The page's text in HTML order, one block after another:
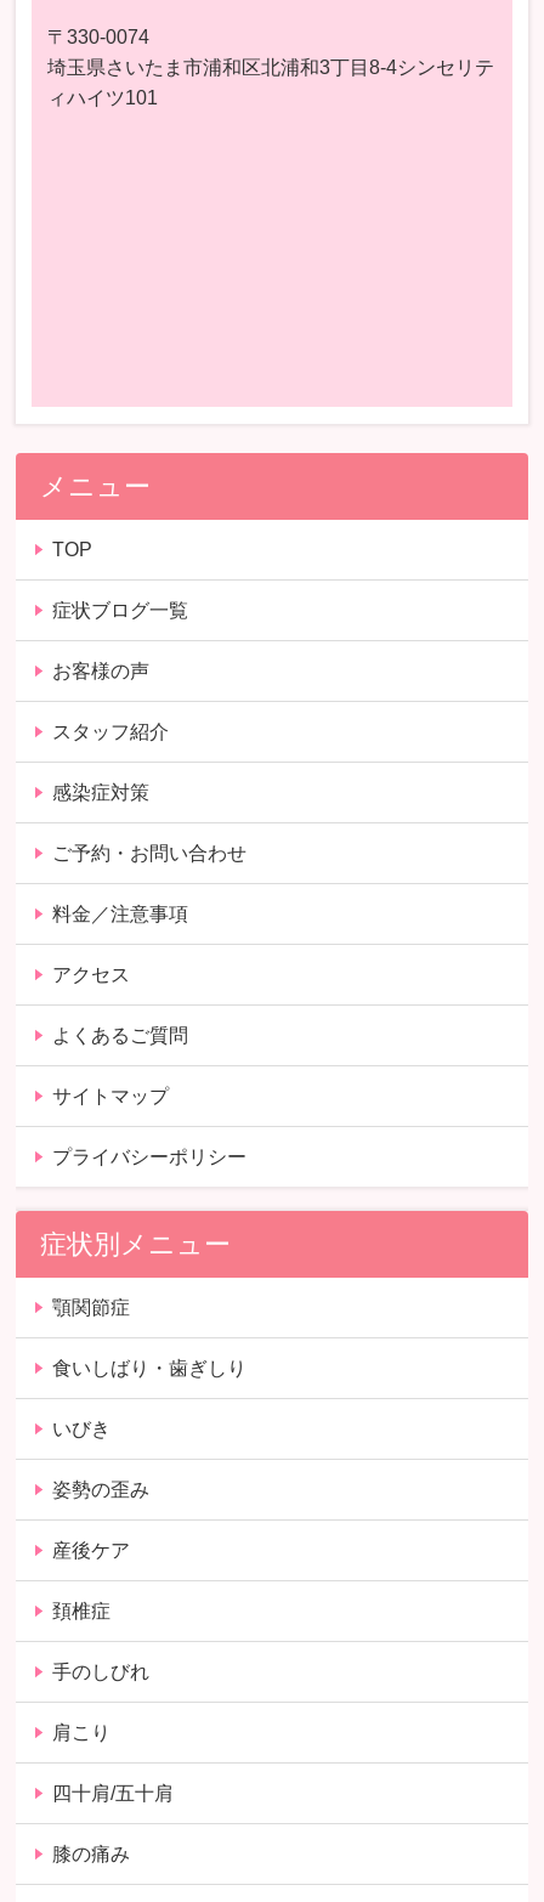
〒330-0074
埼玉県さいたま市浦和区北浦和3丁目8-4シンセリテ
ィハイツ101
メニュー
TOP
症状ブログ一覧
お客様の声
スタッフ紹介
感染症対策
ご予約・お問い合わせ
料金／注意事項
アクセス
よくあるご質問
サイトマップ
プライバシーポリシー
症状別メニュー
顎関節症
食いしばり・歯ぎしり
いびき
姿勢の歪み
産後ケア
頚椎症
手のしびれ
肩こり
四十肩/五十肩
膝の痛み